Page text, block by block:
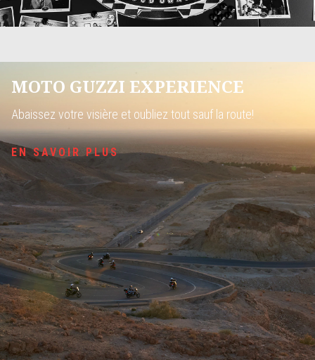
MOTO GUZZI EXPERIENCE
Abaissez votre visière et oubliez tout sauf la route!
EN SAVOIR PLUS